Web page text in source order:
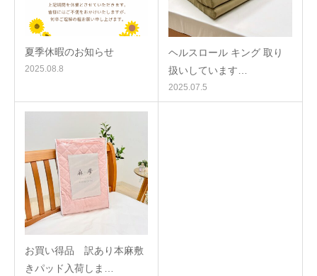
夏季休暇のお知らせ
2025.08.8
ヘルスロール キング 取り
扱いしています…
2025.07.5
お買い得品 訳あり本麻敷
きパッド入荷しま…